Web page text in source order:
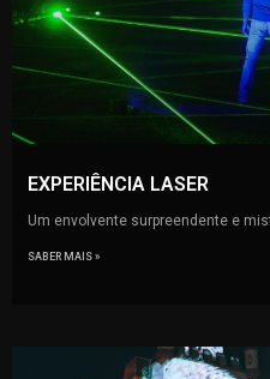
EXPERIÊNCIA LASER
Um envolvente surpreendente e
SABER MAIS »